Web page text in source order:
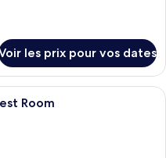
les prix pour vos dates
balcon avec vue sur une plage et
Room